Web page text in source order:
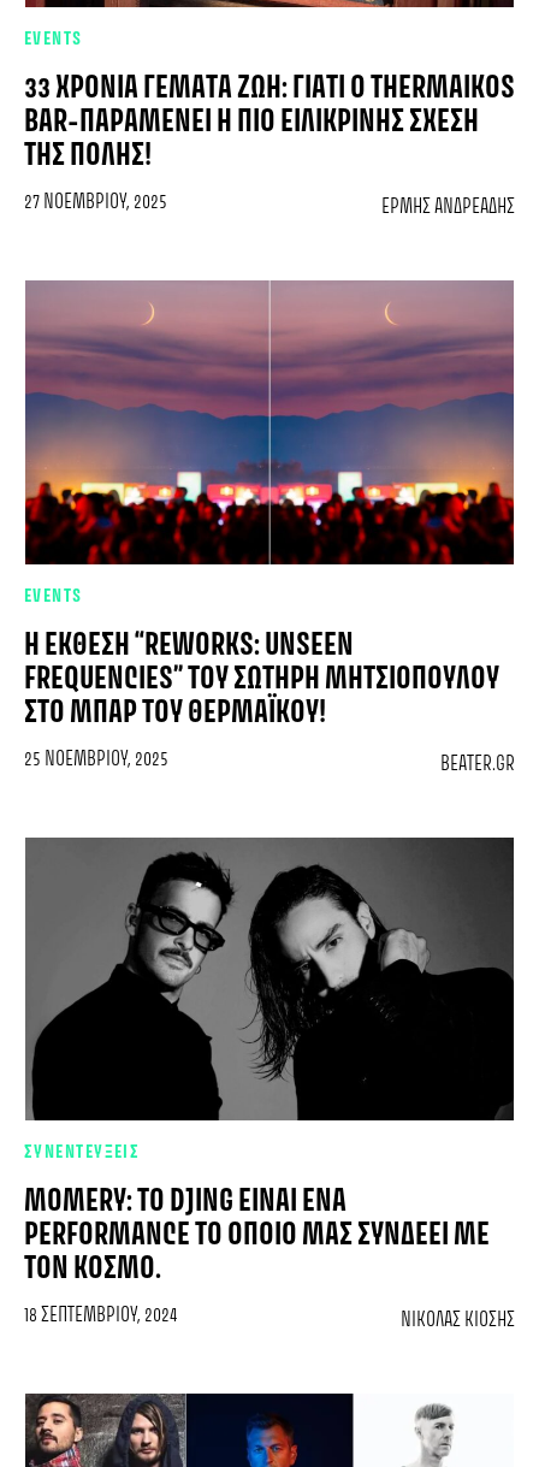
EVENTS
33 ΧΡΌΝΙΑ ΓΕΜΆΤΑ ΖΩΉ: ΓΙΑΤΊ Ο THERMAIKOS
BAR-ΠΑΡΑΜΈΝΕΙ Η ΠΙΟ ΕΙΛΙΚΡΙΝΉΣ ΣΧΈΣΗ
ΤΗΣ ΠΌΛΗΣ!
27 ΝΟΕΜΒΡΊΟΥ, 2025 ΕΡΜΉΣ ΑΝΔΡΕΆΔΗΣ
EVENTS
H ΈΚΘΕΣΗ “REWORKS: UNSEEN
FREQUENCIES” ΤΟΥ ΣΩΤΉΡΗ ΜΗΤΣΙΌΠΟΥΛΟΥ
ΣΤΟ ΜΠΑΡ ΤΟΥ ΘΕΡΜΑΪΚΟΎ!
25 ΝΟΕΜΒΡΊΟΥ, 2025 BEATER.GR
ΣΥΝΕΝΤΕΥΞΕΙΣ
MOMERY: TO DJING ΕΊΝΑΙ ΈΝΑ
PERFORMANCE ΤΟ ΟΠΟΊΟ ΜΑΣ ΣΥΝΔΈΕΙ ΜΕ
ΤΟΝ ΚΌΣΜΟ.
18 ΣΕΠΤΕΜΒΡΊΟΥ, 2024 ΝΙΚΌΛΑΣ ΚΙΌΣΗΣ